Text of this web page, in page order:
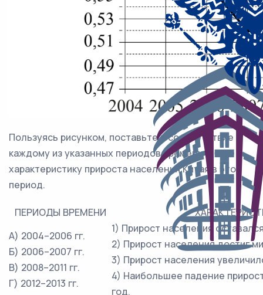
Пользуясь рисунком, поставьте в соответствие
каждому из указанных периодов времени
характеристику прироста населения Китая в этот
период.
ПЕРИОДЫ ВРЕМЕНИ
А) 2004–2006 гг.
Б) 2006–2007 гг.
В) 2008–2011 гг.
Г) 2012–2013 гг.
1) Прирост населения
2) Прирост населения достиг
3) Прирост населения
4) Наибольшее падение
год.